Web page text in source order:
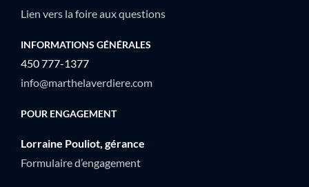
Lien vers la foire aux questions
INFORMATIONS GÉNÉRALES
450 777-1377
info@marthelaverdiere.com
POUR ENGAGEMENT
Lorraine Pouliot, gérance
Formulaire d’engagement